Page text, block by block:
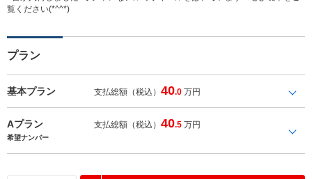
覧ください(*^^*)
プラン
基本プラン 支払総額（税込）40.0 万円
Aプラン 支払総額（税込）40.5 万円
希望ナンバー